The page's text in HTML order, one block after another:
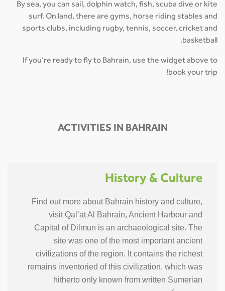
By sea, you can sail, dolphin watch, fish, scuba dive or kite
surf. On land, there are gyms, horse riding stables and
sports clubs, including rugby, tennis, soccer, cricket and
basketball.
If you’re ready to fly to Bahrain, use the widget above to
book your trip!
ACTIVITIES IN BAHRAIN
History & Culture
Find out more about Bahrain history and culture,
visit Qal’at Al Bahrain, Ancient Harbour and
Capital of Dilmun is an archaeological site. The
site was one of the most important ancient
civilizations of the region. It contains the richest
remains inventoried of this civilization, which was
hitherto only known from written Sumerian